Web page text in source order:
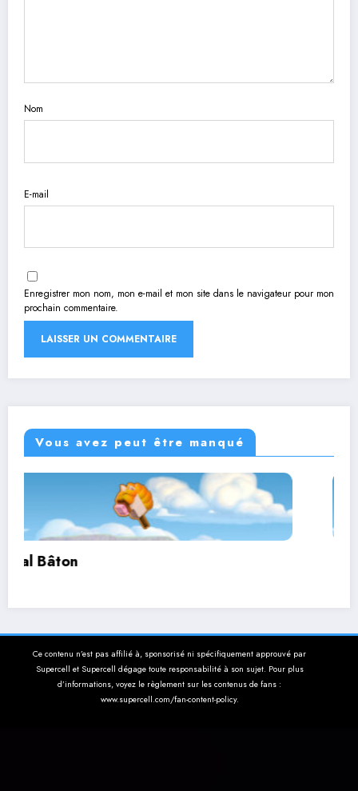
Nom
E-mail
Enregistrer mon nom, mon e-mail et mon site dans le navigateur pour mon
prochain commentaire.
Vous avez peut être manqué
Corbutin
Ce contenu n’est pas affilié à, sponsorisé ni spécifiquement approuvé par
Supercell et Supercell dégage toute responsabilité à son sujet. Pour plus
d’informations, voyez le règlement sur les contenus de fans :
www.supercell.com/fan-content-policy.